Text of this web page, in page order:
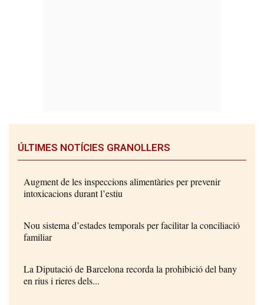
ÚLTIMES NOTÍCIES GRANOLLERS
Augment de les inspeccions alimentàries per prevenir
intoxicacions durant l’estiu
Nou sistema d’estades temporals per facilitar la conciliació
familiar
La Diputació de Barcelona recorda la prohibició del bany
en rius i rieres dels...